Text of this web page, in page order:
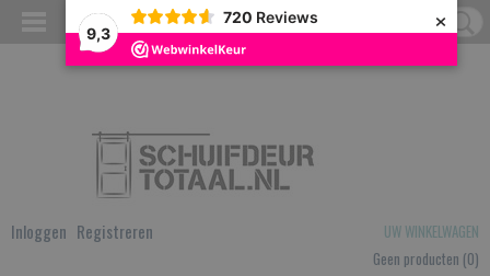
9,3
720 Reviews ×
Inloggen Registreren
UW WINKELWAGEN
Geen producten (0)